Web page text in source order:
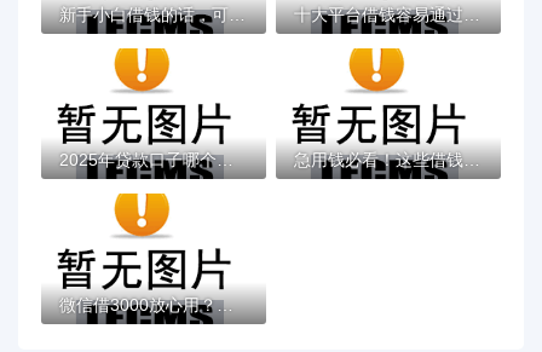
新手小白借钱的话，可以看看这7个低门槛不查... 十大平台借钱容易通过盘点，解决招行二卡征...
2025年贷款口子哪个最快？这5大渠道审批快、... 急用钱必看！这些借钱平台不查额度 秒批到账...
微信借3000放心用？这7个有不看负债短借的平...